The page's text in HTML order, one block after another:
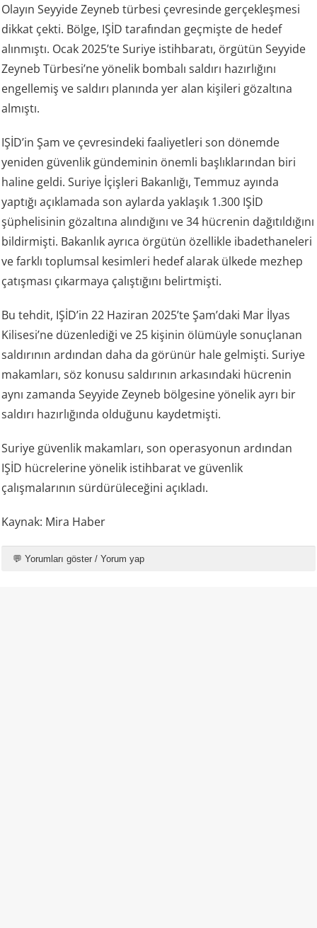
Olayın Seyyide Zeyneb türbesi çevresinde gerçekleşmesi
dikkat çekti. Bölge, IŞİD tarafından geçmişte de hedef
alınmıştı. Ocak 2025’te Suriye istihbaratı, örgütün Seyyide
Zeyneb Türbesi’ne yönelik bombalı saldırı hazırlığını
engellemiş ve saldırı planında yer alan kişileri gözaltına
almıştı.
IŞİD’in Şam ve çevresindeki faaliyetleri son dönemde
yeniden güvenlik gündeminin önemli başlıklarından biri
haline geldi. Suriye İçişleri Bakanlığı, Temmuz ayında
yaptığı açıklamada son aylarda yaklaşık 1.300 IŞİD
şüphelisinin gözaltına alındığını ve 34 hücrenin dağıtıldığını
bildirmişti. Bakanlık ayrıca örgütün özellikle ibadethaneleri
ve farklı toplumsal kesimleri hedef alarak ülkede mezhep
çatışması çıkarmaya çalıştığını belirtmişti.
Bu tehdit, IŞİD’in 22 Haziran 2025’te Şam’daki Mar İlyas
Kilisesi’ne düzenlediği ve 25 kişinin ölümüyle sonuçlanan
saldırının ardından daha da görünür hale gelmişti. Suriye
makamları, söz konusu saldırının arkasındaki hücrenin
aynı zamanda Seyyide Zeyneb bölgesine yönelik ayrı bir
saldırı hazırlığında olduğunu kaydetmişti.
Suriye güvenlik makamları, son operasyonun ardından
IŞİD hücrelerine yönelik istihbarat ve güvenlik
çalışmalarının sürdürüleceğini açıkladı.
Kaynak: Mira Haber
💬 Yorumları göster / Yorum yap